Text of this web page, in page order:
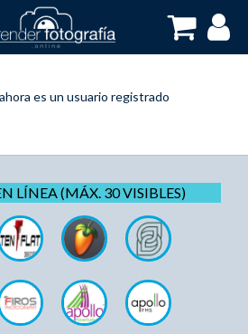
ahora es un usuario registrado
LÍNEA (MÁX. 30 VISIBLES)